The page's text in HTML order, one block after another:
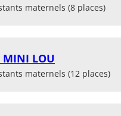
maternels (8 places)
MINI LOU
maternels (12 places)